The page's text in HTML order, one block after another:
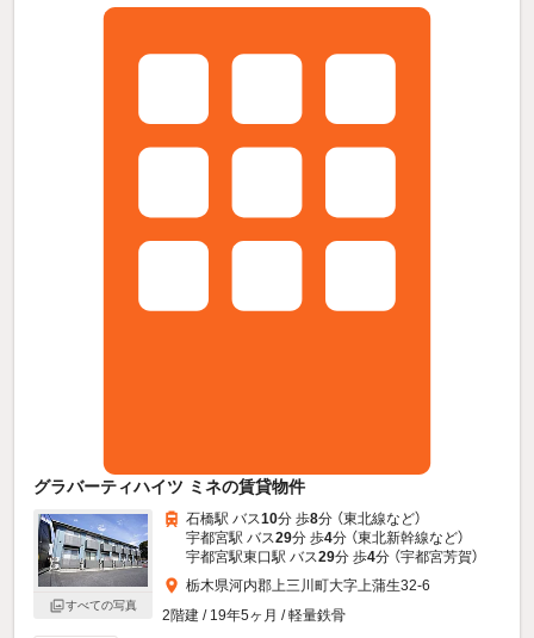
グラバーティハイツ ミネの賃貸物件
すべての写真
石橋駅 バス10分 歩8分 （東北線など）
宇都宮駅 バス29分 歩4分 （東北新幹線など）
宇都宮駅東口駅 バス29分 歩4分 （宇都宮芳賀）
栃木県河内郡上三川町大字上蒲生32-6
2階建 / 19年5ヶ月 / 軽量鉄骨